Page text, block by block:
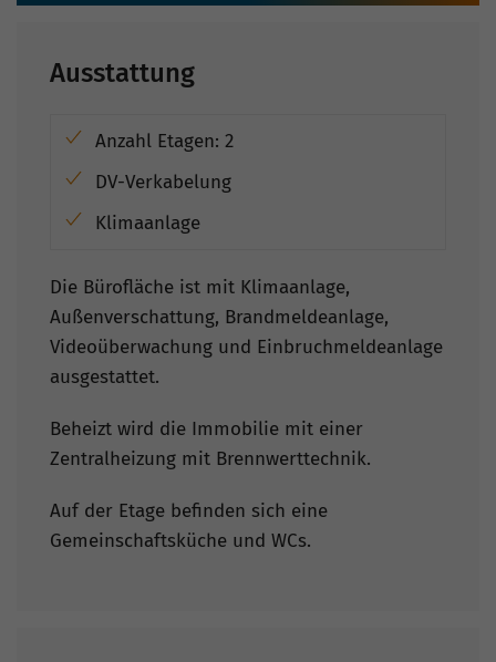
Ausstattung
Anzahl Etagen: 2
DV-Verkabelung
Klimaanlage
Die Bürofläche ist mit Klimaanlage,
Außenverschattung, Brandmeldeanlage,
Videoüberwachung und Einbruchmeldeanlage
ausgestattet.
Beheizt wird die Immobilie mit einer
Zentralheizung mit Brennwerttechnik.
Auf der Etage befinden sich eine
Gemeinschaftsküche und WCs.